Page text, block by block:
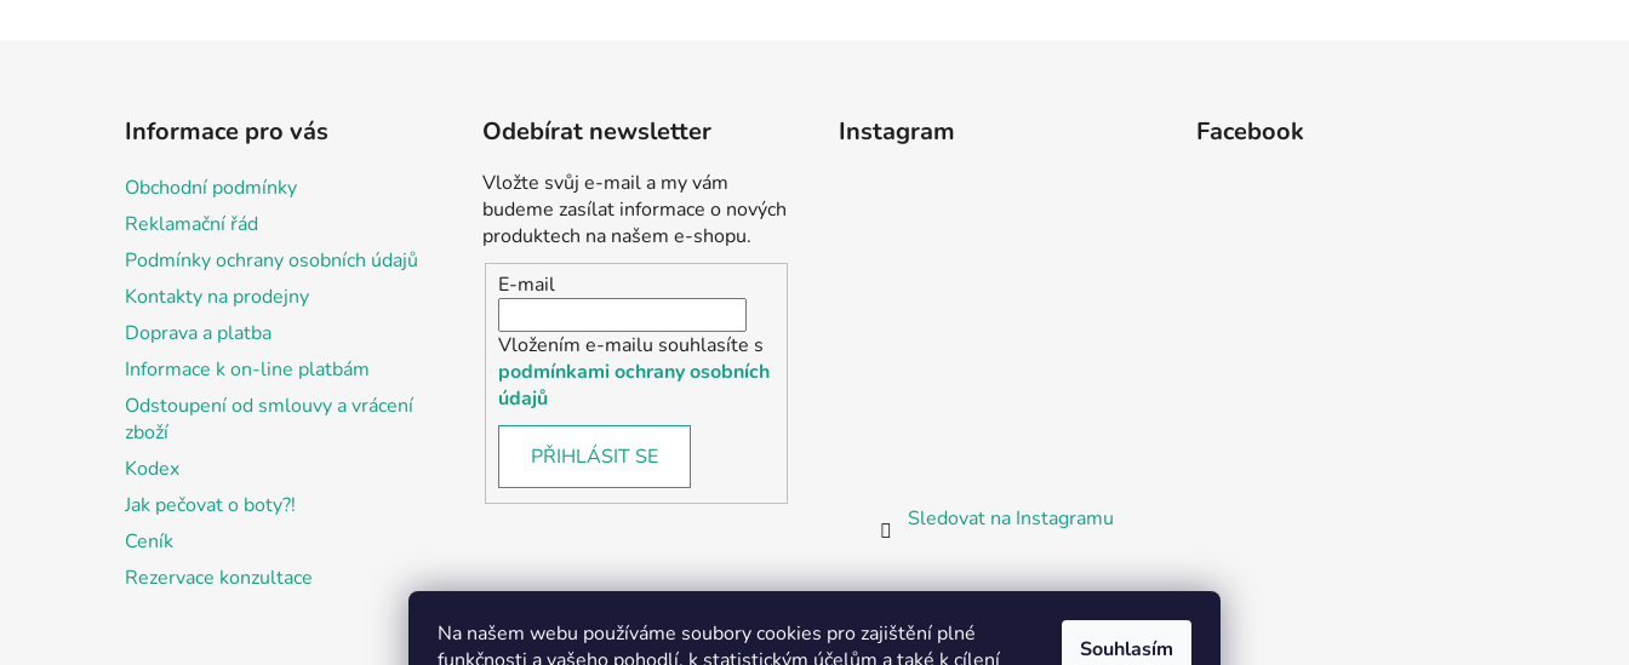
Na našem webu používáme soubory cookies pro zajištění plné
Souhlasím
Informace pro vás
Obchodní podmínky
Reklamační řád
Podmínky ochrany osobních údajů
Kontakty na prodejny
Doprava a platba
Informace k on-line platbám
Odstoupení od smlouvy a vrácení
zboží
Kodex
Jak pečovat o boty?!
Ceník
Rezervace konzultace
Odebírat newsletter
Vložte svůj e-mail a my vám
budeme zasílat informace o nových
produktech na našem e-shopu.
E-mail
Vložením e-mailu souhlasíte s
podmínkami ochrany osobních
údajů
PŘIHLÁSIT SE
Instagram
Sledovat na Instagramu
Facebook